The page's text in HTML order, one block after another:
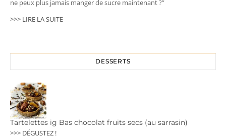
ne peux plus jamais manger de sucre maintenant ?”
>>> LIRE LA SUITE
DESSERTS
Tartelettes ig Bas chocolat fruits secs (au sarrasin)
>>> DÉGUSTEZ !